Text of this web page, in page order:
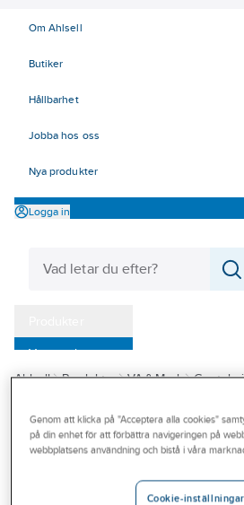
Om Ahlsell
Butiker
Hållbarhet
Jobba hos oss
Nya produkter
Logga in
Varumärken
Outlet
Branscher
Ahlsell Produkter VA & Mark
Genom att klicka på "Acceptera alla cookies"
på din enhet för att förbättra navigeringen på
webbplatsens användning och bistå i våra
Cookie-inställningar